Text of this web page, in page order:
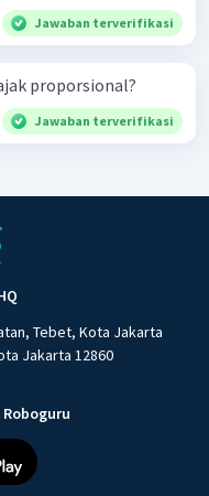
Jawaban terverifikasi
proporsional?
Jawaban terverifikasi
Tebet, Kota Jakarta
Jakarta 12860
Roboguru